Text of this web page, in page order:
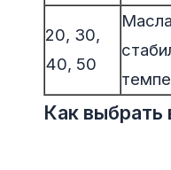
20, 30,
40, 50
Как выбрать